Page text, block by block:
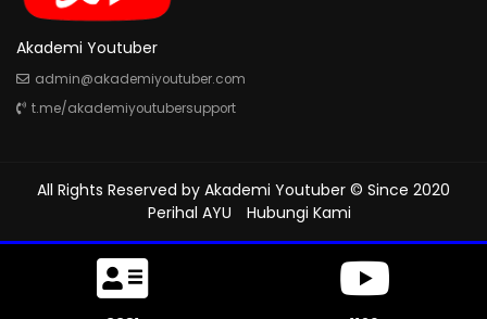
Akademi Youtuber
admin@akademiyoutuber.com
t.me/akademiyoutubersupport
All Rights Reserved by Akademi Youtuber © Since 2020
Perihal AYU
Hubungi Kami